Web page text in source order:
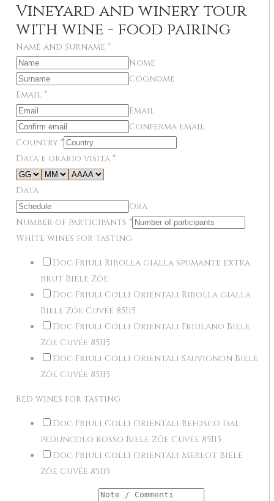
Vineyard and winery tour
with wine - food pairing
Name and Surname *
Nome
Cognome
Email *
Email
Conferma email
Country *
Data e orario visita *
Data
Ora
Number of participants *
White wines for tasting
Doc Friuli Ribolla gialla spumante extra
brut Biele Zôe
Doc Friuli Colli Orientali Ribolla gialla
Biele Zôe Cuvée 85I15
Doc Friuli Colli Orientali Friulano Biele
Zôe Cuvée 85I15
Doc Friuli Colli Orientali Sauvignon Biele
Zôe Cuvée 85I15
Red wines for tasting
Doc Friuli Colli Orientali Refosco dal
peduncolo rosso Biele Zôe Cuvée 85I15
Doc Friuli Colli Orientali Merlot Biele
Zôe Cuvée 85I15